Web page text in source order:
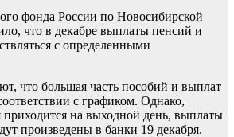
фонда России по Новосибирской
что в декабре выплаты пенсий и
с определенными
что большая часть пособий и выплат
с графиком. Однако,
приходится на выходной день, выплаты
произведены в банки 19 декабря.